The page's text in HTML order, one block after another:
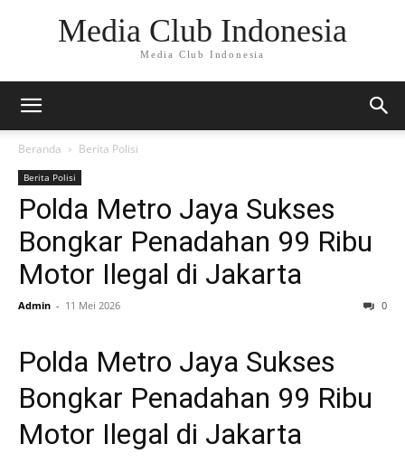
Media Club Indonesia
Media Club Indonesia
Beranda Berita Polisi
Berita Polisi
Polda Metro Jaya Sukses
Bongkar Penadahan 99 Ribu
Motor Ilegal di Jakarta
Admin - 11 Mei 2026 0
Polda Metro Jaya Sukses
Bongkar Penadahan 99 Ribu
Motor Ilegal di Jakarta